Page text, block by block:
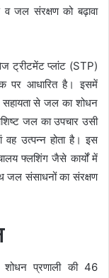
जल संरक्षण को बढ़ावा
ट्रीटमेंट प्लांट (STP)
पर आधारित है। इसमें
सहायता से जल का शोधन
जल का उपचार उसी
उत्पन्न होता है। इस
फ्लशिंग जैसे कार्यों में
संसाधनों का संरक्षण
शोधन प्रणाली की 46